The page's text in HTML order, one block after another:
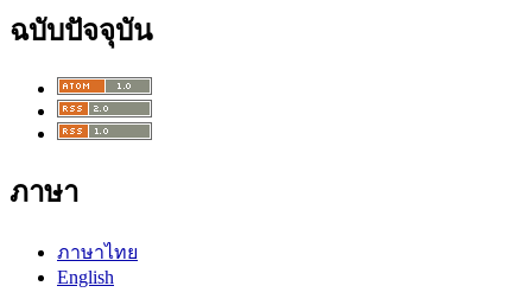
ฉบับปัจจุบัน
ภาษา
ภาษาไทย
English